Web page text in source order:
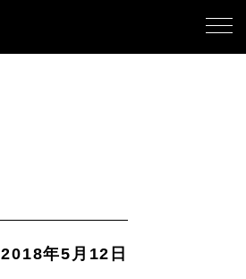
2018年5月12日